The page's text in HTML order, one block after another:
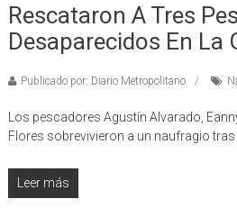
Rescataron A Tres
Desaparecidos En La
Publicado por: Diario Metropolitano
Los pescadores Agustín Alvarado,
Flores sobrevivieron a un naufragio
Leer más